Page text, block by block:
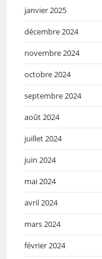
janvier 2025
décembre 2024
novembre 2024
octobre 2024
septembre 2024
août 2024
juillet 2024
juin 2024
mai 2024
avril 2024
mars 2024
février 2024